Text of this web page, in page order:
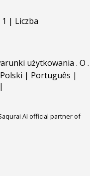
1 | Liczba
użytkowania . O .
Polski | Português |
|
AI official partner of